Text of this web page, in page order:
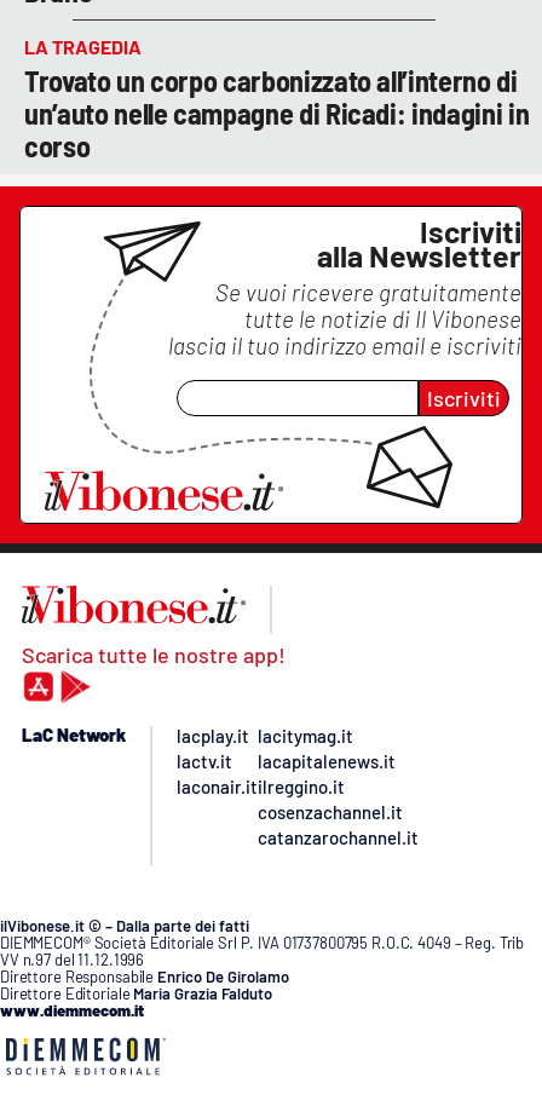
LA TRAGEDIA
Trovato un corpo carbonizzato all’interno di
un’auto nelle campagne di Ricadi: indagini in
corso
Iscriviti
alla Newsletter
Se vuoi ricevere gratuitamente
tutte le notizie di Il Vibonese
lascia il tuo indirizzo email e iscriviti
Iscriviti
Scarica tutte le nostre app!
LaC Network
lacplay.it
lactv.it
laconair.it
lacitymag.it
lacapitalenews.it
ilreggino.it
cosenzachannel.it
catanzarochannel.it
ilVibonese.it © – Dalla parte dei fatti
DIEMMECOM® Società Editoriale Srl P. IVA 01737800795 R.O.C. 4049 – Reg. Trib
VV n.97 del 11.12.1996
Direttore Responsabile Enrico De Girolamo
Direttore Editoriale Maria Grazia Falduto
www.diemmecom.it